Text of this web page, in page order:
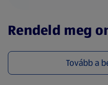
Rendeld meg
Tovább a